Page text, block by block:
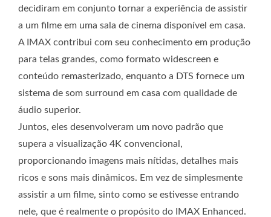
decidiram em conjunto tornar a experiência de assistir
a um filme em uma sala de cinema disponível em casa.
A IMAX contribui com seu conhecimento em produção
para telas grandes, como formato widescreen e
conteúdo remasterizado, enquanto a DTS fornece um
sistema de som surround em casa com qualidade de
áudio superior.
Juntos, eles desenvolveram um novo padrão que
supera a visualização 4K convencional,
proporcionando imagens mais nítidas, detalhes mais
ricos e sons mais dinâmicos. Em vez de simplesmente
assistir a um filme, sinto como se estivesse entrando
nele, que é realmente o propósito do IMAX Enhanced.